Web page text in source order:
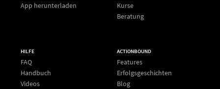
App herunterladen
Kurse
Beratung
HILFE
FAQ
Handbuch
Videos
ACTIONBOUND
Features
Erfolgsgeschichten
Blog